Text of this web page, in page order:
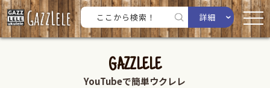
詳細
GAZZLELE
YouTubeで簡単ウクレレ